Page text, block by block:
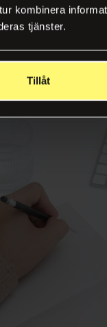
kombinera
tjänster.
Tillåt